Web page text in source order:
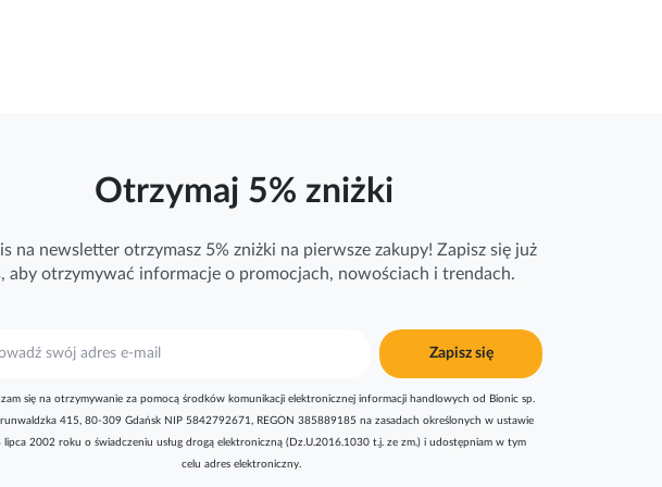
Otrzymaj 5% zniżki
na newsletter otrzymasz 5% zniżki na pierwsze zakupy! Zapisz się już
aby otrzymywać informacje o promocjach, nowościach i trendach.
Zapisz się
się na otrzymywanie za pomocą środków komunikacji elektronicznej informacji handlowych od Bionic sp.
415, 80-309 Gdańsk NIP 5842792671, REGON 385889185 na zasadach określonych w ustawie
lipca 2002 roku o świadczeniu usług drogą elektroniczną (Dz.U.2016.1030 t.j. ze zm.) i udostępniam w tym
celu adres elektroniczny.